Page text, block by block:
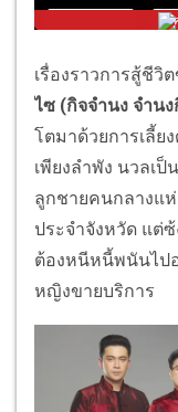
เรื่องราวการสู้ชีวิ
ไซ (กิจจำนง จำน
โตมาด้วยการเลี้ย
เพียงลำพัง นวลเป็
ลูกชายคนกลางแ
ประจำจังหวัด แต่
ต้องหนีหนี้พนันไป
หญิงขายบริการ